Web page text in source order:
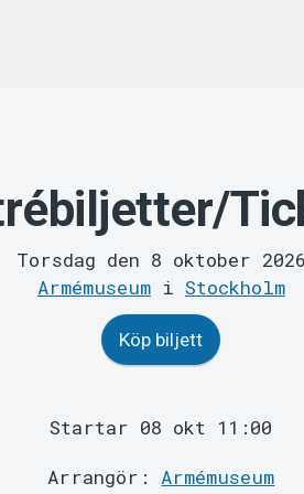
Torsdag den 8 oktober 2026
Armémuseumi Stockholm
Köp biljett
Startar 08 okt 11:00
Arrangör:Armémuseum